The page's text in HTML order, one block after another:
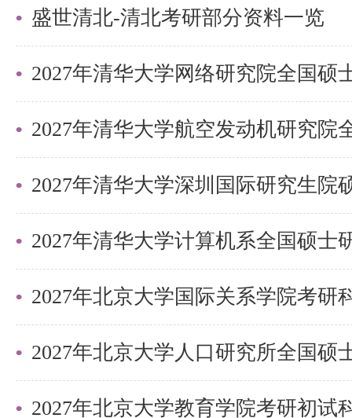
了宝贵的学术参考与启示。
盛世清北希望各位考生能够充分
掌握专业知识，在考研的道路上
的清华梦想。
以上是关于【26考研|清华大学深
考研参考书目】的内容，希望能
们节约时间，提高上岸的成功率！
需要说的是，考清北竞争大，压
持。盛世清北-清北考研集训营，
造，有清北先行营、清北强基营
盛世清北-清北考研部分资料一览
2027年清华大学深圳国际研究生院
2027年北京大学国际关系学院考研
2027年北京大学教育学院考研初试